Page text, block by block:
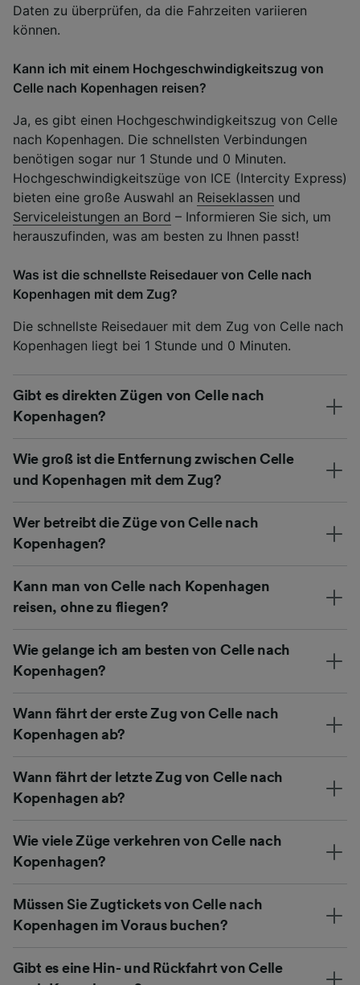
Daten zu überprüfen, da die Fahrzeiten variieren
können.
Kann ich mit einem Hochgeschwindigkeitszug von
Celle nach Kopenhagen reisen?
Ja, es gibt einen Hochgeschwindigkeitszug von Celle
nach Kopenhagen. Die schnellsten Verbindungen
benötigen sogar nur 1 Stunde und 0 Minuten.
Hochgeschwindigkeitszüge von ICE (Intercity Express)
bieten eine große Auswahl an Reiseklassen und
Serviceleistungen an Bord – Informieren Sie sich, um
herauszufinden, was am besten zu Ihnen passt!
Was ist die schnellste Reisedauer von Celle nach
Kopenhagen mit dem Zug?
Die schnellste Reisedauer mit dem Zug von Celle nach
Kopenhagen liegt bei 1 Stunde und 0 Minuten.
Gibt es direkten Zügen von Celle nach
Kopenhagen?
Wie groß ist die Entfernung zwischen Celle
und Kopenhagen mit dem Zug?
Wer betreibt die Züge von Celle nach
Kopenhagen?
Kann man von Celle nach Kopenhagen
reisen, ohne zu fliegen?
Wie gelange ich am besten von Celle nach
Kopenhagen?
Wann fährt der erste Zug von Celle nach
Kopenhagen ab?
Wann fährt der letzte Zug von Celle nach
Kopenhagen ab?
Wie viele Züge verkehren von Celle nach
Kopenhagen?
Müssen Sie Zugtickets von Celle nach
Kopenhagen im Voraus buchen?
Gibt es eine Hin- und Rückfahrt von Celle